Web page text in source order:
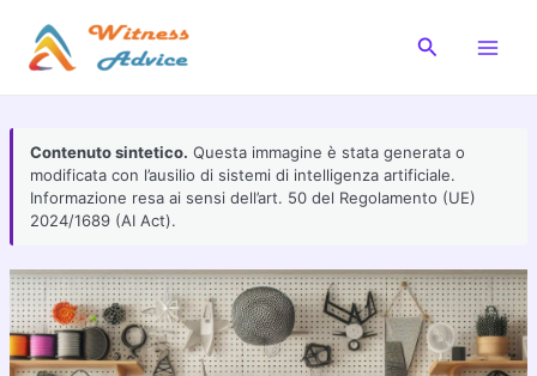
contenuto
Cerca
Contenuto sintetico. Questa immagine è stata generata o
modificata con l’ausilio di sistemi di intelligenza artificiale.
Informazione resa ai sensi dell’art. 50 del Regolamento (UE)
2024/1689 (AI Act).